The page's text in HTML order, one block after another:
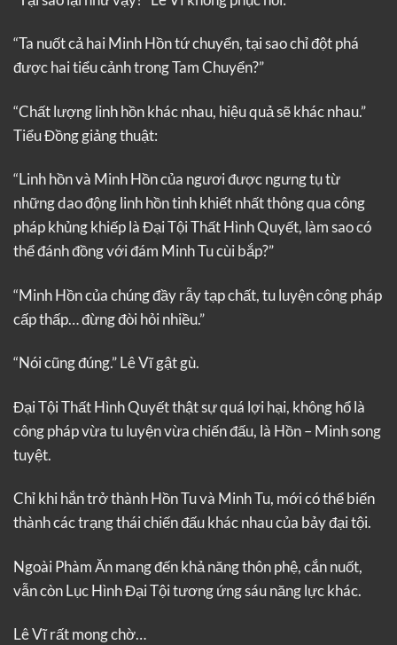
“Ta nuốt cả hai Minh Hồn tứ chuyển, tại sao chỉ đột phá
được hai tiểu cảnh trong Tam Chuyển?”
“Chất lượng linh hồn khác nhau, hiệu quả sẽ khác nhau.”
Tiểu Đồng giảng thuật:
“Linh hồn và Minh Hồn của ngươi được ngưng tụ từ
những dao động linh hồn tinh khiết nhất thông qua công
pháp khủng khiếp là Đại Tội Thất Hình Quyết, làm sao có
thể đánh đồng với đám Minh Tu cùi bắp?”
“Minh Hồn của chúng đầy rẫy tạp chất, tu luyện công pháp
cấp thấp… đừng đòi hỏi nhiều.”
“Nói cũng đúng.” Lê Vĩ gật gù.
Đại Tội Thất Hình Quyết thật sự quá lợi hại, không hổ là
công pháp vừa tu luyện vừa chiến đấu, là Hồn – Minh song
tuyệt.
Chỉ khi hắn trở thành Hồn Tu và Minh Tu, mới có thể biến
thành các trạng thái chiến đấu khác nhau của bảy đại tội.
Ngoài Phàm Ăn mang đến khả năng thôn phệ, cắn nuốt,
vẫn còn Lục Hình Đại Tội tương ứng sáu năng lực khác.
Lê Vĩ rất mong chờ…